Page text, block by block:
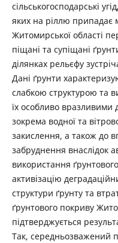
сільськогосподарські
яких на ріллю припадає
Житомирської області
піщані та супіщані
ділянках рельєфу
Дані ґрунти
слабкою структурою та
їх особливо вразливими
зокрема водної та
закислення, а також до
забруднення внаслідок
використання
активізацію
структури ґрунту та
ґрунтового покриву
підтверджується
Так, середньозважений